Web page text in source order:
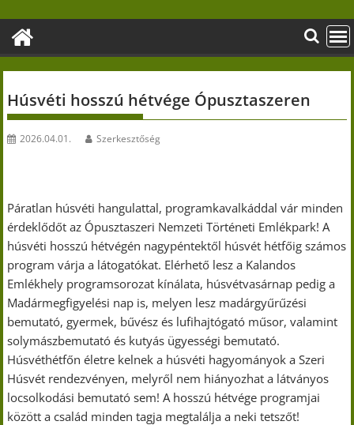
content
Húsvéti hosszú hétvége Ópusztaszeren
2026.04.01. Szerkesztőség
Páratlan húsvéti hangulattal, programkavalkáddal vár minden
érdeklődőt az Ópusztaszeri Nemzeti Történeti Emlékpark! A
húsvéti hosszú hétvégén nagypéntektől húsvét hétfőig számos
program várja a látogatókat. Elérhető lesz a Kalandos
Emlékhely programsorozat kínálata, húsvétvasárnap pedig a
Madármegfigyelési nap is, melyen lesz madárgyűrűzési
bemutató, gyermek, bűvész és lufihajtógató műsor, valamint
solymászbemutató és kutyás ügyességi bemutató.
Húsvéthétfőn életre kelnek a húsvéti hagyományok a Szeri
Húsvét rendezvényen, melyről nem hiányozhat a látványos
locsolkodási bemutató sem! A hosszú hétvége programjai
között a család minden tagja megtalálja a neki tetszőt!